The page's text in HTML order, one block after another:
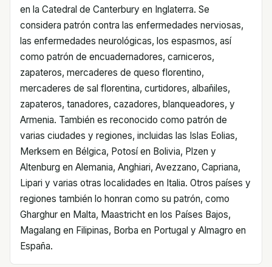
en la Catedral de Canterbury en Inglaterra. Se
considera patrón contra las enfermedades nerviosas,
las enfermedades neurológicas, los espasmos, así
como patrón de encuadernadores, carniceros,
zapateros, mercaderes de queso florentino,
mercaderes de sal florentina, curtidores, albañiles,
zapateros, tanadores, cazadores, blanqueadores, y
Armenia. También es reconocido como patrón de
varias ciudades y regiones, incluidas las Islas Eolias,
Merksem en Bélgica, Potosí en Bolivia, Plzen y
Altenburg en Alemania, Anghiari, Avezzano, Capriana,
Lipari y varias otras localidades en Italia. Otros países y
regiones también lo honran como su patrón, como
Gharghur en Malta, Maastricht en los Países Bajos,
Magalang en Filipinas, Borba en Portugal y Almagro en
España.